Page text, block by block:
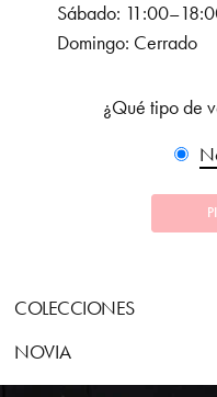
Sábado:
Domingo: Cerrado
¿Qué tipo de
COLECCIONES
NOVIA